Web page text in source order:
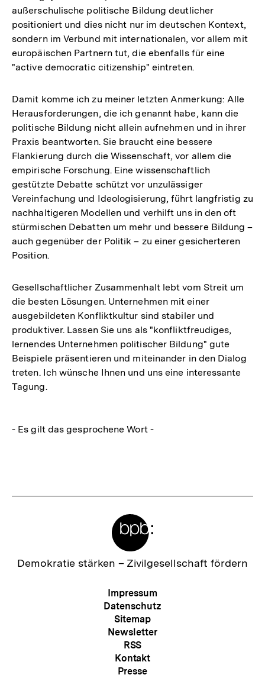
außerschulische politische Bildung deutlicher
positioniert und dies nicht nur im deutschen Kontext,
sondern im Verbund mit internationalen, vor allem mit
europäischen Partnern tut, die ebenfalls für eine
"active democratic citizenship" eintreten.
Damit komme ich zu meiner letzten Anmerkung: Alle
Herausforderungen, die ich genannt habe, kann die
politische Bildung nicht allein aufnehmen und in ihrer
Praxis beantworten. Sie braucht eine bessere
Flankierung durch die Wissenschaft, vor allem die
empirische Forschung. Eine wissenschaftlich
gestützte Debatte schützt vor unzulässiger
Vereinfachung und Ideologisierung, führt langfristig zu
nachhaltigeren Modellen und verhilft uns in den oft
stürmischen Debatten um mehr und bessere Bildung –
auch gegenüber der Politik – zu einer gesicherteren
Position.
Gesellschaftlicher Zusammenhalt lebt vom Streit um
die besten Lösungen. Unternehmen mit einer
ausgebildeten Konfliktkultur sind stabiler und
produktiver. Lassen Sie uns als "konfliktfreudiges,
lernendes Unternehmen politischer Bildung" gute
Beispiele präsentieren und miteinander in den Dialog
treten. Ich wünsche Ihnen und uns eine interessante
Tagung.
- Es gilt das gesprochene Wort -
Zur
Demokratie stärken – Zivilgesellschaft fördern
Meta-
Navigation
Impressum
Datenschutz
Sitemap
Newsletter
RSS
Kontakt
Presse